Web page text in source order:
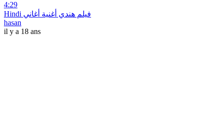
4:29
Hindi فيلم هندي أغنية أغاني
hasan
il y a 18 ans